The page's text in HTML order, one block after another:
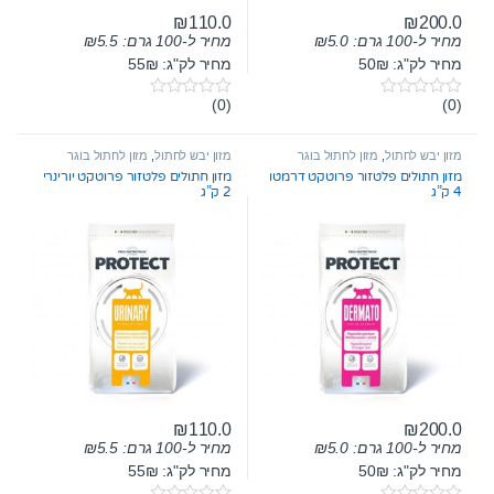
₪200.0
מחיר ל-100 גרם: ₪5.0
מחיר לק"ג: 50₪
0
t
o
f
5
(0)
₪110.0
מחיר ל-100 גרם: ₪5.5
מחיר לק"ג: 55₪
0
t
o
f
5
(0)
מזון יבש לחתול מזון לחתול בוגר
מזון חתולים פלטזור פרוטקט דרמטו
4 ק”ג
₪200.0
מחיר ל-100 גרם: ₪5.0
מחיר לק"ג: 50₪
מזון יבש לחתול מזון לחתול בוגר
מזון חתולים פלטזור פרוטקט יורינרי
2 ק”ג
₪110.0
מחיר ל-100 גרם: ₪5.5
מחיר לק"ג: 55₪